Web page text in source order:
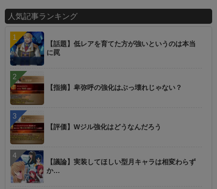
人気記事ランキング
【話題】低レアを育てた方が強いというのは本当
に罠
【指摘】卑弥呼の強化はぶっ壊れじゃない？
【評価】Wジル強化はどうなんだろう
【議論】実装してほしい型月キャラは相変わらず
か…